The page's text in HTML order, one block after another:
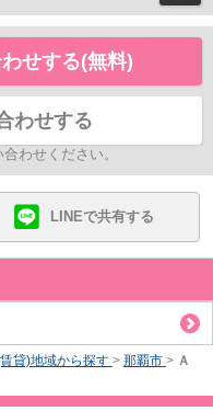
せする(無料)
わせする
わせください。
LINEで共有する
貸)地域から探す > 那覇市 > Ａ